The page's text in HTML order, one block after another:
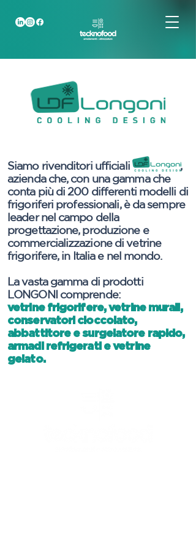
Siamo rivenditori ufficiali ,
azienda che, con una gamma che
conta più di 200 differenti modelli di
frigoriferi professionali, è da sempre
leader nel campo della
progettazione, produzione e
commercializzazione di vetrine
frigorifere, in Italia e nel mondo.
La vasta gamma di prodotti
LONGONI comprende:
vetrine frigorifere, vetrine murali,
conservatori cioccolato,
abbattitore e surgelatore rapido,
armadi refrigerati e vetrine
gelato.